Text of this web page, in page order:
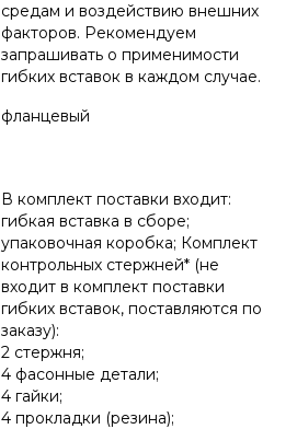
средам и воздействию внешних
факторов. Рекомендуем
запрашивать о применимости
гибких вставок в каждом случае.
фланцевый
В комплект поставки входит:
гибкая вставка в сборе;
упаковочная коробка; Комплект
контрольных стержней* (не
входит в комплект поставки
гибких вставок, поставляются по
заказу):
2 стержня;
4 фасонные детали;
4 гайки;
4 прокладки (резина);